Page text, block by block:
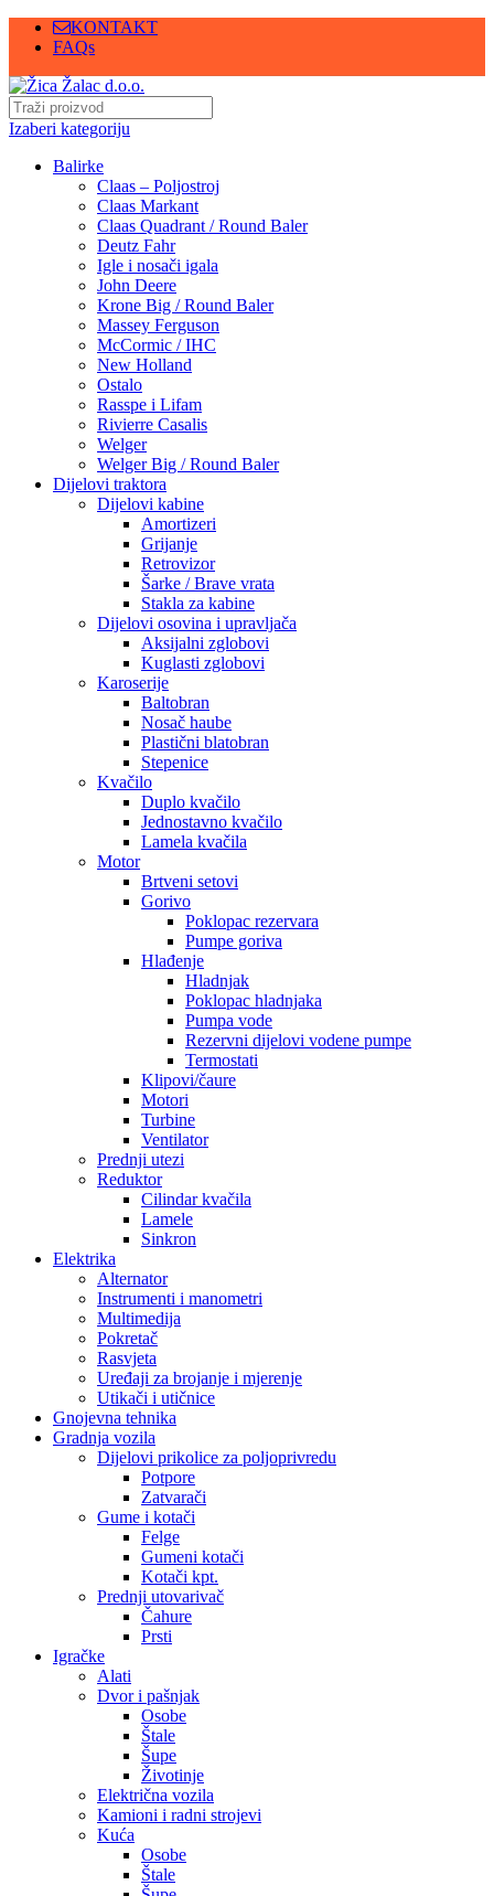
KONTAKT
FAQs
Izaberi kategoriju
Balirke
Claas – Poljostroj
Claas Markant
Claas Quadrant / Round Baler
Deutz Fahr
Igle i nosači igala
John Deere
Krone Big / Round Baler
Massey Ferguson
McCormic / IHC
New Holland
Ostalo
Rasspe i Lifam
Rivierre Casalis
Welger
Welger Big / Round Baler
Dijelovi traktora
Dijelovi kabine
Amortizeri
Grijanje
Retrovizor
Šarke / Brave vrata
Stakla za kabine
Dijelovi osovina i upravljača
Aksijalni zglobovi
Kuglasti zglobovi
Karoserije
Baltobran
Nosač haube
Plastični blatobran
Stepenice
Kvačilo
Duplo kvačilo
Jednostavno kvačilo
Lamela kvačila
Motor
Brtveni setovi
Gorivo
Poklopac rezervara
Pumpe goriva
Hlađenje
Hladnjak
Poklopac hladnjaka
Pumpa vode
Rezervni dijelovi vodene pumpe
Termostati
Klipovi/čaure
Motori
Turbine
Ventilator
Prednji utezi
Reduktor
Cilindar kvačila
Lamele
Sinkron
Elektrika
Alternator
Instrumenti i manometri
Multimedija
Pokretač
Rasvjeta
Uređaji za brojanje i mjerenje
Utikači i utičnice
Gnojevna tehnika
Gradnja vozila
Dijelovi prikolice za poljoprivredu
Potpore
Zatvarači
Gume i kotači
Felge
Gumeni kotači
Kotači kpt.
Prednji utovarivač
Čahure
Prsti
Igračke
Alati
Dvor i pašnjak
Osobe
Štale
Šupe
Životinje
Električna vozila
Kamioni i radni strojevi
Kuća
Osobe
Štale